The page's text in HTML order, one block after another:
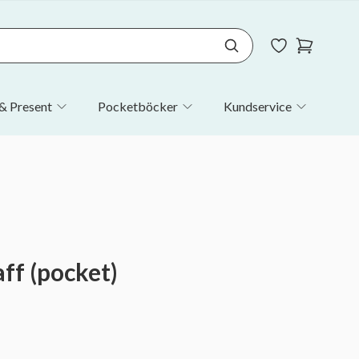
Present Pocketböcker Kundservice
(pocket)